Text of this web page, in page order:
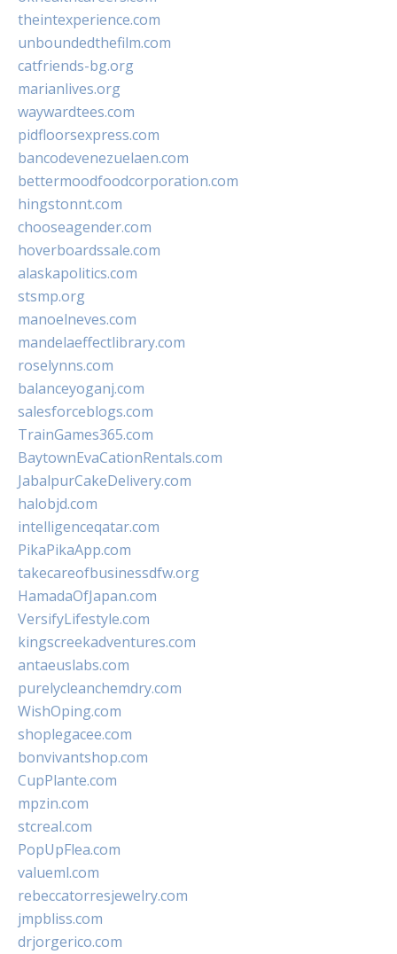
theintexperience.com
unboundedthefilm.com
catfriends-bg.org
marianlives.org
waywardtees.com
pidfloorsexpress.com
bancodevenezuelaen.com
bettermoodfoodcorporation.com
hingstonnt.com
chooseagender.com
hoverboardssale.com
alaskapolitics.com
stsmp.org
manoelneves.com
mandelaeffectlibrary.com
roselynns.com
balanceyoganj.com
salesforceblogs.com
TrainGames365.com
BaytownEvaCationRentals.com
JabalpurCakeDelivery.com
halobjd.com
intelligenceqatar.com
PikaPikaApp.com
takecareofbusinessdfw.org
HamadaOfJapan.com
VersifyLifestyle.com
kingscreekadventures.com
antaeuslabs.com
purelycleanchemdry.com
WishOping.com
shoplegacee.com
bonvivantshop.com
CupPlante.com
mpzin.com
stcreal.com
PopUpFlea.com
valueml.com
rebeccatorresjewelry.com
jmpbliss.com
drjorgerico.com